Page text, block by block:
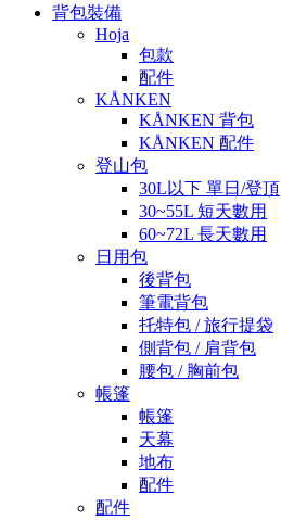
背包裝備
Hoja
包款
配件
KÅNKEN
KÅNKEN 背包
KÅNKEN 配件
登山包
30L以下 單日/登頂
30~55L 短天數用
60~72L 長天數用
日用包
後背包
筆電背包
托特包 / 旅行提袋
側背包 / 肩背包
腰包 / 胸前包
帳篷
帳篷
天幕
地布
配件
配件